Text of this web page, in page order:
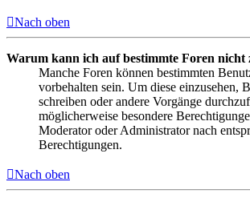
Nach oben
Warum kann ich auf bestimmte Foren nicht
Manche Foren können bestimmten
vorbehalten sein. Um diese einzusehen,
schreiben oder andere Vorgänge
möglicherweise besondere
Moderator oder Administrator nach
Berechtigungen.
Nach oben